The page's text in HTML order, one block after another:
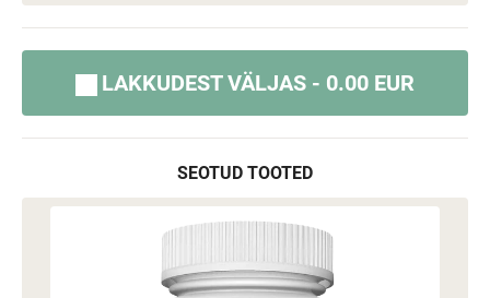
LAKKUDEST VÄLJAS - 0.00 EUR
SEOTUD TOOTED